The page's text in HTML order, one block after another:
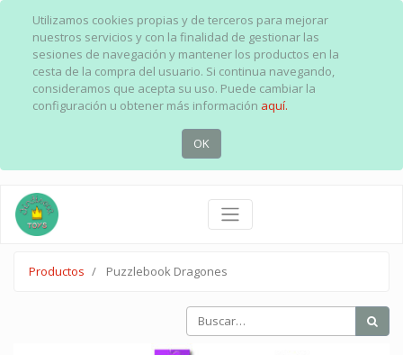
Utilizamos cookies propias y de terceros para mejorar
nuestros servicios y con la finalidad de gestionar las
sesiones de navegación y mantener los productos en la
cesta de la compra del usuario. Si continua navegando,
consideramos que acepta su uso. Puede cambiar la
configuración u obtener más información aquí.
OK
Productos Puzzlebook Dragones